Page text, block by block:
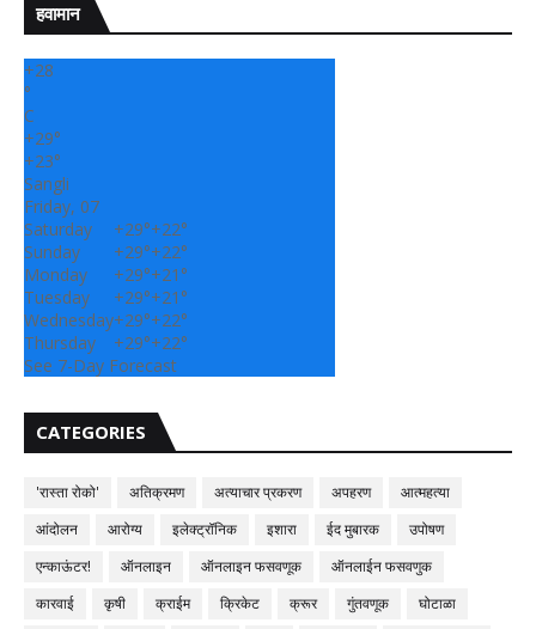
हवामान
+28
°
C
+29°
+23°
Sangli
Friday, 07
Saturday
+29°+22°
Sunday
+29°+22°
Monday
+29°+21°
Tuesday
+29°+21°
Wednesday+29°+22°
Thursday
+29°+22°
See 7-Day Forecast
CATEGORIES
'रास्ता रोको' अतिक्रमण अत्याचार प्रकरण अपहरण
आत्महत्या
आंदोलन
आरोग्य इलेक्ट्रॉनिक इशारा ईद मुबारक
उपोषण
एन्काऊंटर!
ऑनलाइन ऑनलाइन फसवणूक
ऑनलाईन फसवणुक
कारवाई
कृषी क्राईम क्रिकेट क्रूर गुंतवणूक
घोटाळा